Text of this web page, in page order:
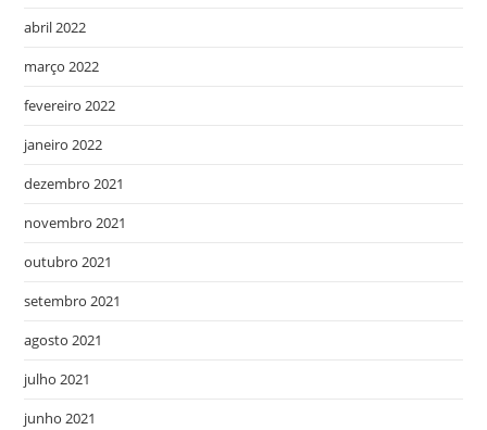
abril 2022
março 2022
fevereiro 2022
janeiro 2022
dezembro 2021
novembro 2021
outubro 2021
setembro 2021
agosto 2021
julho 2021
junho 2021